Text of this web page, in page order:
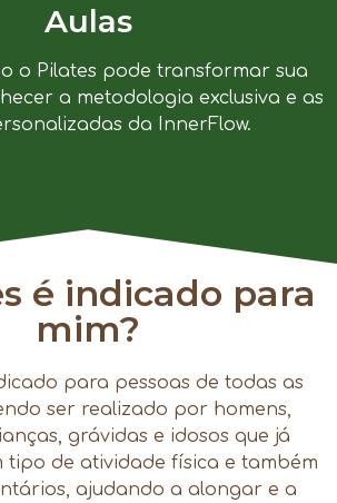
Aulas
o Pilates pode transformar sua
a metodologia exclusiva e as
da InnerFlow.
é indicado para
mim?
para pessoas de todas as
ser realizado por homens,
grávidas e idosos que já
tipo de atividade física e também
ajudando a alongar e a